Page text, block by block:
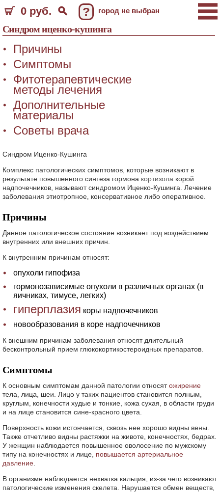
0 руб. ? город не выбран
Синдром иценко-кушинга
Причины
Симптомы
Фитотерапевтические
методы лечения
Дополнительные
материалы
Советы врача
Синдром Иценко-Кушинга
Комплекс патологических симптомов, которые возникают в
результате повышенного синтеза гормона кортизола корой
надпочечников, называют синдромом Иценко-Кушинга. Лечение
заболевания этиотропное, консервативное либо оперативное.
Причины
Данное патологическое состояние возникает под воздействием
внутренних или внешних причин.
К внутренним причинам относят:
опухоли гипофиза
гормонозависимые опухоли в различных органах (в
яичниках, тимусе, легких)
гиперплазия коры надпочечников
новообразования в коре надпочечников
К внешним причинам заболевания относят длительный
бесконтрольный прием глюкокортикостероидных препаратов.
Симптомы
К основным симптомам данной патологии относятожирение
тела, лица, шеи. Лицо у таких пациентов становится полным,
круглым, конечности худые и тонкие, кожа сухая, в области груди
и на лице становится сине-красного цвета.
Поверхность кожи истончается, сквозь нее хорошо видны вены.
Также отчетливо видны растяжки на животе, конечностях, бедрах.
У женщин наблюдается повышенное оволосение по мужскому
типу на конечностях и лице, повышается артериальное
давление
В организме наблюдается нехватка кальция, из-за чего возникают
патологические изменения скелета. Нарушается обмен веществ,